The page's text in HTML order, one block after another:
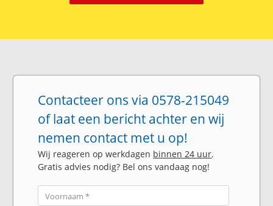
Contacteer ons via 0578-215049
of laat een bericht achter en wij
nemen contact met u op!
Wij reageren op werkdagen binnen 24 uur.
Gratis advies nodig? Bel ons vandaag nog!